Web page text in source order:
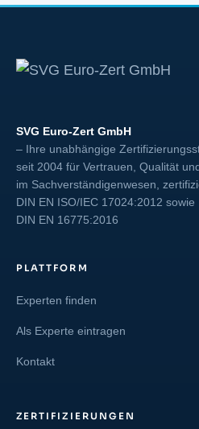
SVG Euro-Zert GmbH
– Ihre unabhängige
seit 2004 für Vertrauen, Qualität
im Sachverständigenwesen,
DIN EN ISO/IEC 17024:2012 sowie
DIN EN 16775:2016
PLATTFORM
Experten finden
Als Experte eintragen
Kontakt
ZERTIFIZIERUNGEN